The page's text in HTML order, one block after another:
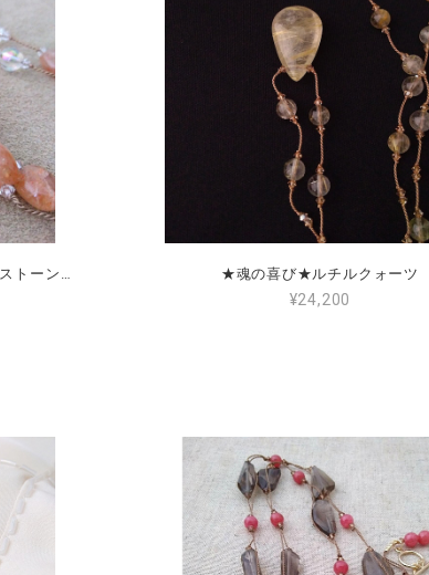
★元気いっぱい輝いて★オレンジムーンストーン＆サンストーン＆レインボークォーツ ★魂の喜び★ルチルクォーツ
¥24,200